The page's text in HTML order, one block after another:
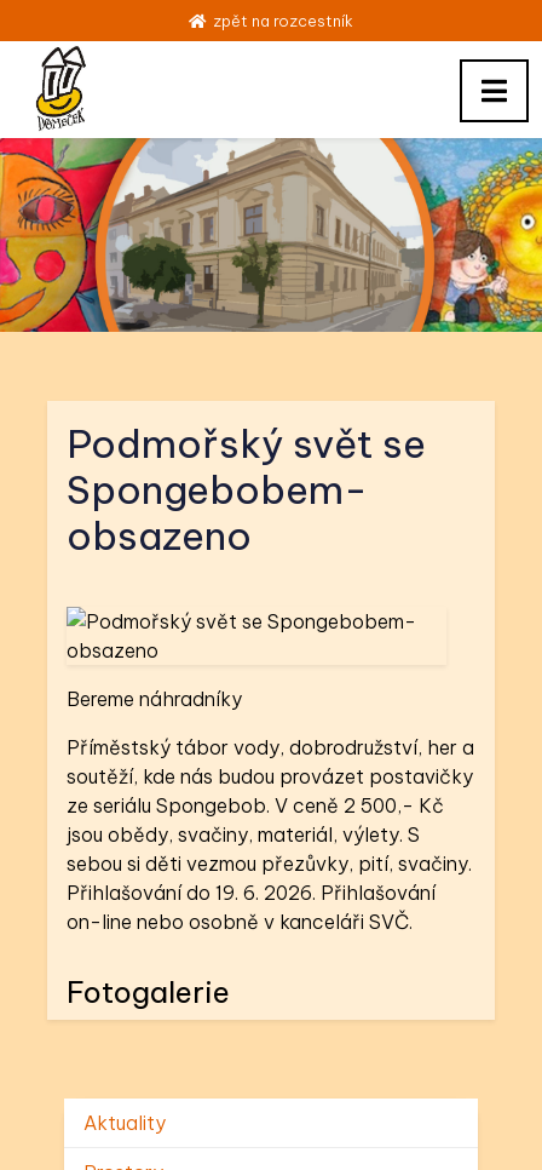
zpět na rozcestník
Podmořský svět se
Spongebobem-
obsazeno
Bereme náhradníky
Příměstský tábor vody, dobrodružství, her a
soutěží, kde nás budou provázet postavičky
ze seriálu Spongebob. V ceně 2 500,- Kč
jsou obědy, svačiny, materiál, výlety. S
sebou si děti vezmou přezůvky, pití, svačiny.
Přihlašování do 19. 6. 2026. Přihlašování
on-line nebo osobně v kanceláři SVČ.
Fotogalerie
Aktuality